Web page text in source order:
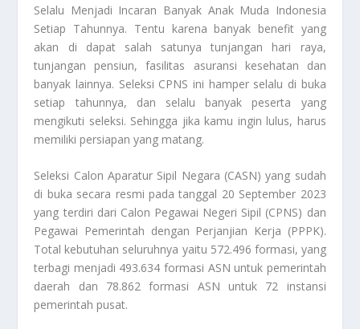
Selalu Menjadi Incaran Banyak Anak Muda Indonesia
Setiap Tahunnya. Tentu karena banyak benefit yang
akan di dapat salah satunya tunjangan hari raya,
tunjangan pensiun, fasilitas asuransi kesehatan dan
banyak lainnya. Seleksi CPNS ini hamper selalu di buka
setiap tahunnya, dan selalu banyak peserta yang
mengikuti seleksi. Sehingga jika kamu ingin lulus, harus
memiliki persiapan yang matang.
Seleksi Calon Aparatur Sipil Negara (CASN) yang sudah
di buka secara resmi pada tanggal 20 September 2023
yang terdiri dari Calon Pegawai Negeri Sipil (CPNS) dan
Pegawai Pemerintah dengan Perjanjian Kerja (PPPK).
Total kebutuhan seluruhnya yaitu 572.496 formasi, yang
terbagi menjadi 493.634 formasi ASN untuk pemerintah
daerah dan 78.862 formasi ASN untuk 72 instansi
pemerintah pusat.